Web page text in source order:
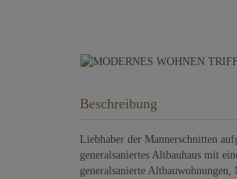
Beschreibung
Liebhaber der Mannerschnitten
generalsaniertes Altbauhaus mit
generalsanierte Altbauwohnungen,